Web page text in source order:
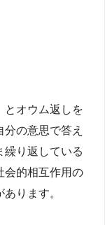
とオウム返しを
の意思で答え
繰り返している
会的相互作用の
ります。